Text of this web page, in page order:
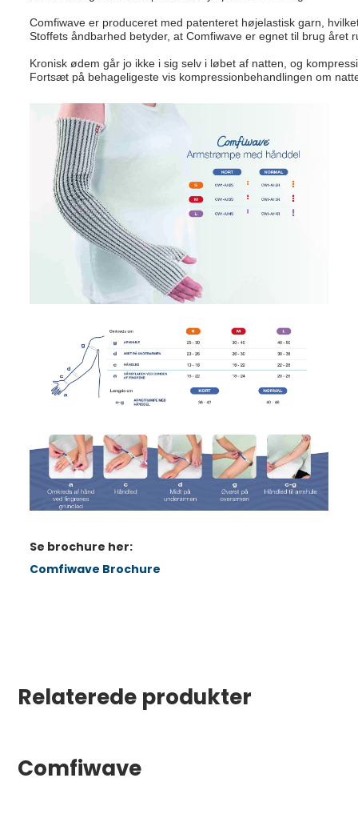
Comfiwave er produceret med patenteret højelastisk garn,
Stoffets åndbarhed betyder, at Comfiwave er egnet til brug
Kronisk ødem går jo ikke i sig selv i løbet af natten, og
Fortsæt på behageligeste vis kompressionbehandlingen om
Se brochure her:
Comfiwave Brochure
Relaterede produkter
Comfiwave